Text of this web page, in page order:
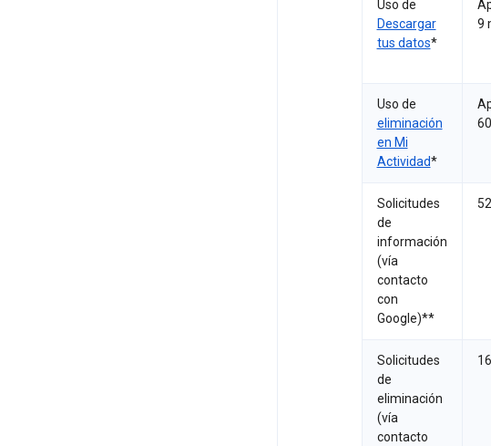
Uso de
Descargar
tus datos*
9
Uso de
eliminación
en Mi
Actividad*
Solicitudes
de
información
(vía
contacto
con
Google)**
Solicitudes
de
eliminación
(vía
contacto
16